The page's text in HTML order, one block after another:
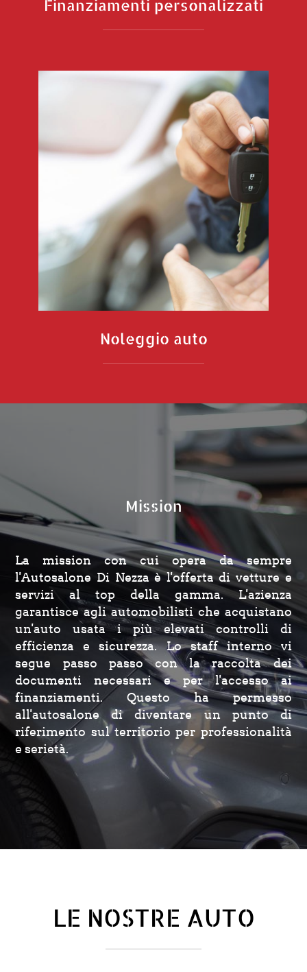
Finanziamenti personalizzati
Noleggio auto
Mission
La mission con cui opera da sempre
l'Autosalone Di Nezza è l'offerta di vetture e
servizi al top della gamma. L'azienza
garantisce agli automobilisti che acquistano
un'auto usata i più elevati controlli di
efficienza e sicurezza. Lo staff interno vi
segue passo passo con la raccolta dei
documenti necessari e per l'accesso ai
finanziamenti. Questo ha permesso
all'autosalone di diventare un punto di
riferimento sul territorio per professionalità
e serietà.
LE NOSTRE AUTO